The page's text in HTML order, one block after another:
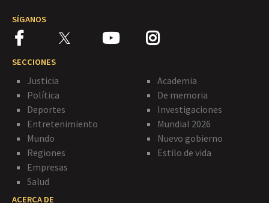
SÍGANOS
SECCIONES
Justicia
Política
Deportes
Entretenimiento
Mundo
Regiones
Empresas
Salud
Academia
De memoria
Investigaciones
Mundial 2026
Nuevo gobierno
Estilo de vida
ACERCA DE